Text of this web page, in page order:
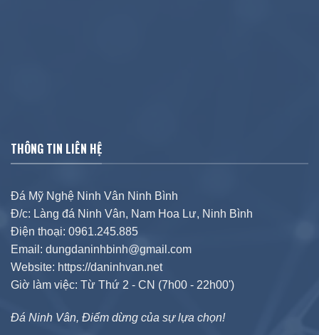
THÔNG TIN LIÊN HỆ
Đá Mỹ Nghệ Ninh Vân Ninh Bình
Đ/c: Làng đá Ninh Vân, Nam Hoa Lư, Ninh Bình
Điện thoại: 0961.245.885
Email: dungdaninhbinh@gmail.com
Website: https://daninhvan.net
Giờ làm việc: Từ Thứ 2 - CN (7h00 - 22h00')
Đá Ninh Vân, Điểm dừng của sự lựa chọn!